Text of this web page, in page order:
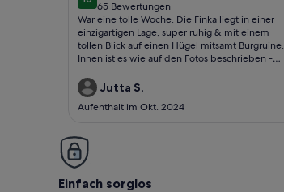
10 von 10
65 Bewertungen
(65
bewertungen)
War eine tolle Woche. Die Finka liegt in einer
einzigartigen Lage, super ruhig & mit einem
tollen Blick auf einen Hügel mitsamt Burgruine.
Innen ist es wie auf den Fotos beschrieben -
absolute Highlight ist allerdings die große,
teilweise überdachte Terasse mit ihrem
unglaublichen Ausblick und der tolle
Jutta S.
Aufenthalt im Okt. 2024
Einfach sorglos